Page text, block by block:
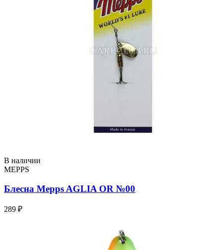
В наличии
MEPPS
Блесна Mepps AGLIA OR №00
289 ₽